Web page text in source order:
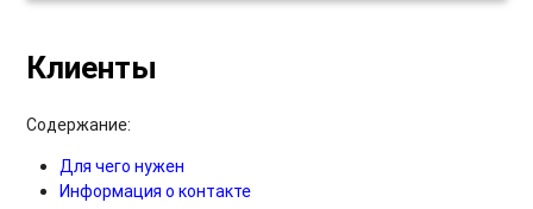
Клиенты
Содержание:
Для чего нужен
Информация о контакте